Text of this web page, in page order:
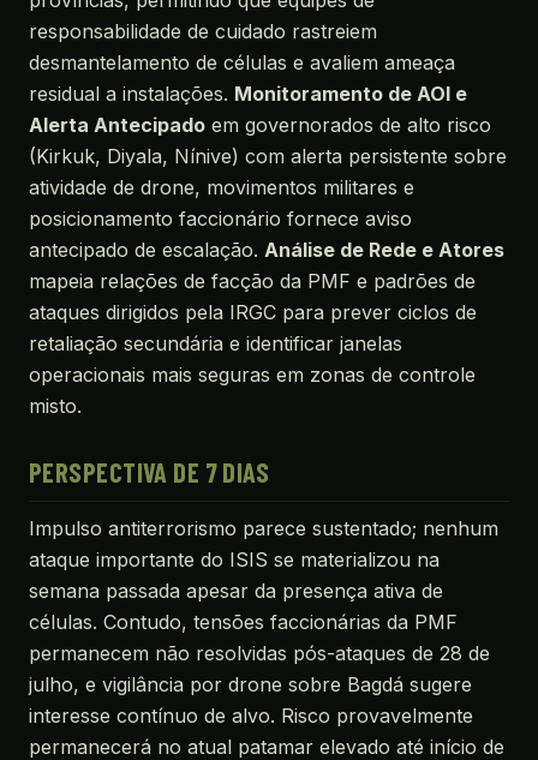
responsabilidade de cuidado rastreiem
desmantelamento de células e avaliem ameaça
residual a instalações. Monitoramento de AOI e
Alerta Antecipado em governorados de alto risco
(Kirkuk, Diyala, Nínive) com alerta persistente sobre
atividade de drone, movimentos militares e
posicionamento faccionário fornece aviso
antecipado de escalação. Análise de Rede e Atores
mapeia relações de facção da PMF e padrões de
ataques dirigidos pela IRGC para prever ciclos de
retaliação secundária e identificar janelas
operacionais mais seguras em zonas de controle
misto.
PERSPECTIVA DE 7 DIAS
Impulso antiterrorismo parece sustentado; nenhum
ataque importante do ISIS se materializou na
semana passada apesar da presença ativa de
células. Contudo, tensões faccionárias da PMF
permanecem não resolvidas pós-ataques de 28 de
julho, e vigilância por drone sobre Bagdá sugere
interesse contínuo de alvo. Risco provavelmente
permanecerá no atual patamar elevado até início de